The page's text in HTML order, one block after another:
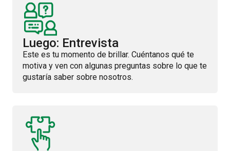
Luego: Entrevista
Este es tu momento de brillar. Cuéntanos qué te
motiva y ven con algunas preguntas sobre lo que te
gustaría saber sobre nosotros.